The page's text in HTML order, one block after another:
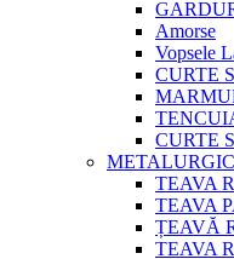
Amorse
Vopsele
CURTE
CURTE
TEAVA
TEAVA
ȚEAVĂ
TEAVA